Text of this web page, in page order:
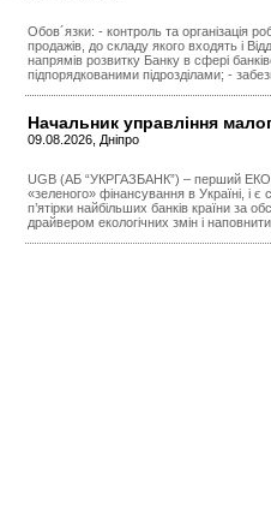
Обов´язки: - контроль та організація
продажів, до складу якого входять і
напрямів розвитку Банку в сфері
підпорядкованими підрозділами; -
Начальник управління
09.08.2026, Дніпро
UGB (АБ “УКРГАЗБАНК”) – перший ЕКО-
«зеленого» фінансування в Україні,
п’ятірки найбільших банків країни за
драйвером екологічних змін і